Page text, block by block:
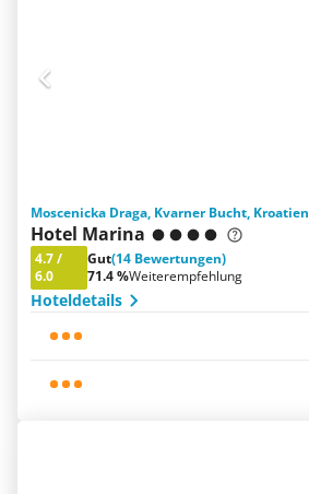
Moscenicka Draga, Kvarner Bucht, Kroatien
Hotel Marina
4.7/
6.0
Gut(14 Bewertungen)
71.4 %Weiterempfehlung
Hoteldetails